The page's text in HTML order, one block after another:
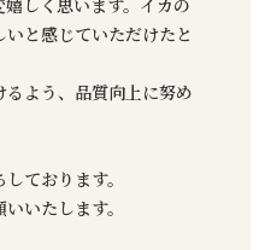
しく思います。イカの
と感じていただけたと
よう、品質向上に努め
ております。
いたします。